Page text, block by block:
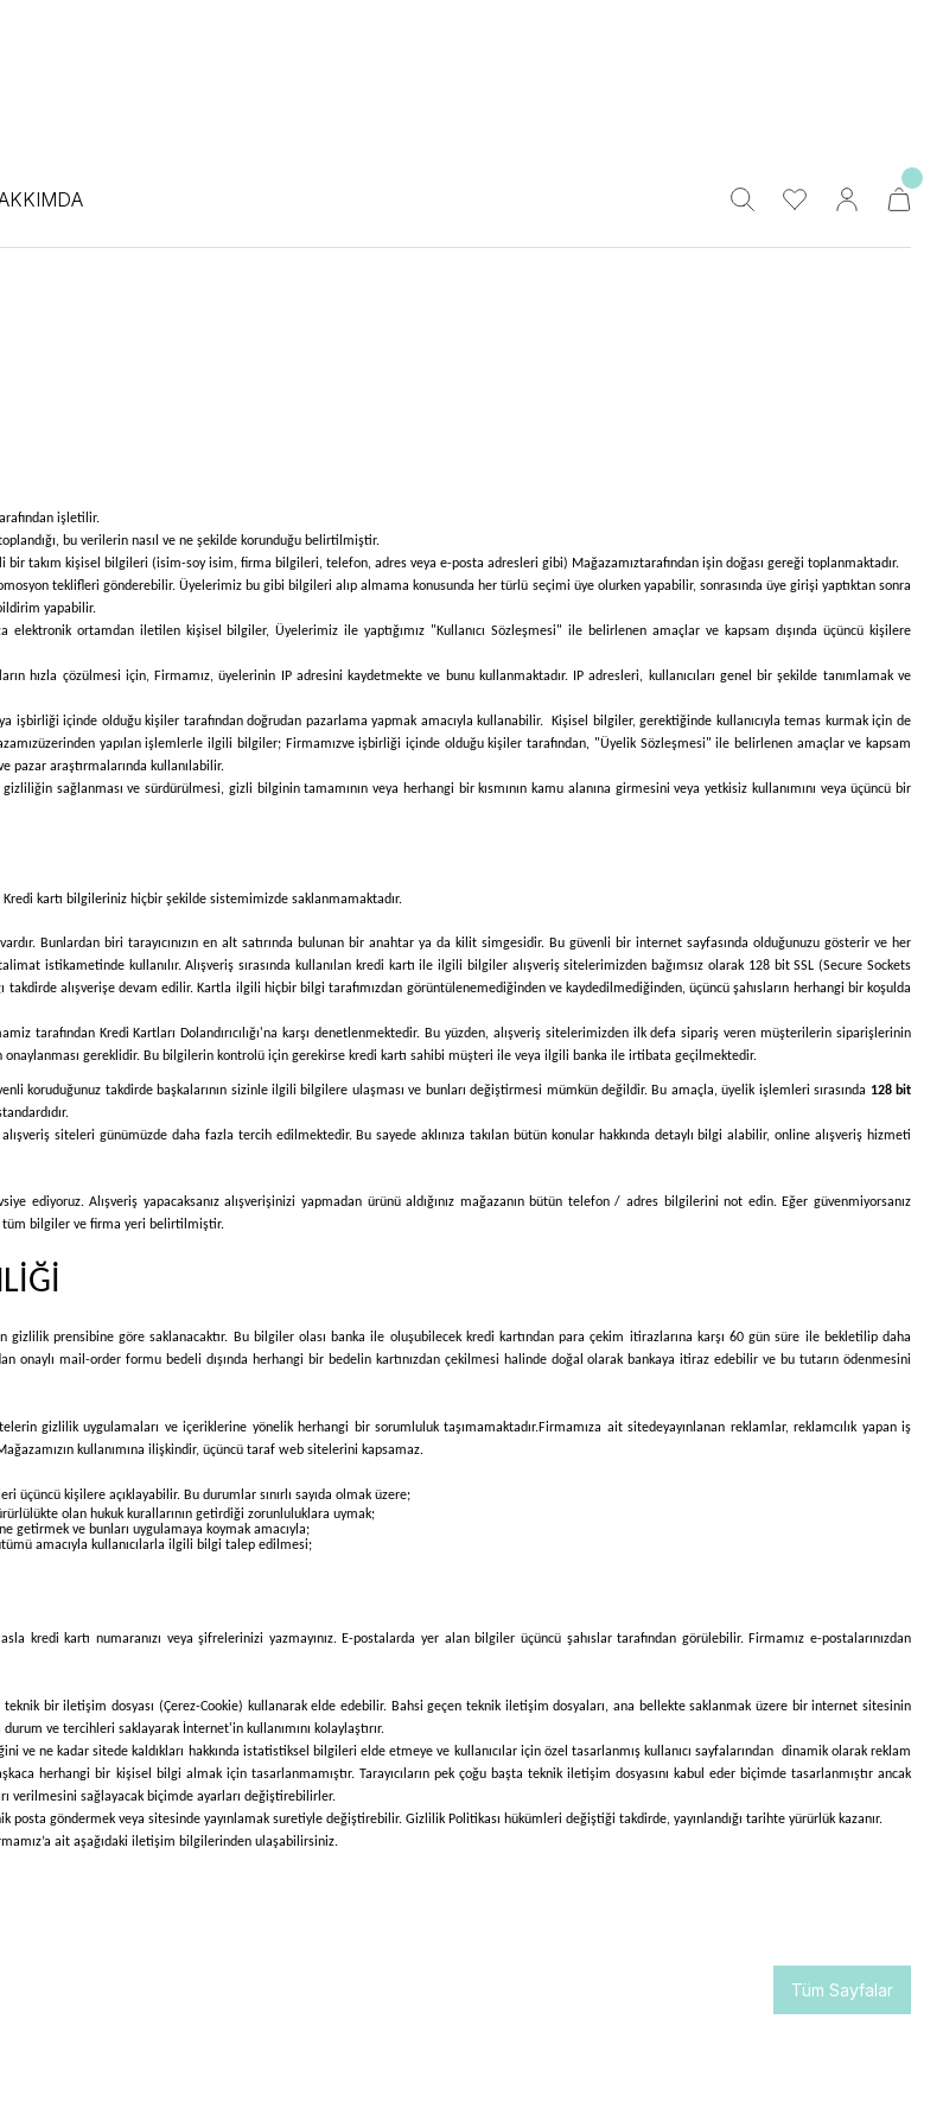
işletilir.
bu verilerin nasıl ve ne şekilde korunduğu belirtilmiştir.
takım kişisel bilgileri (isim-soy isim, firma bilgileri, telefon, adres veya e-posta adresleri gibi) Mağazamıztarafından işin doğası gereği toplanmaktadır.
teklifleri gönderebilir. Üyelerimiz bu gibi bilgileri alıp almama konusunda her türlü seçimi üye olurken yapabilir, sonrasında üye girişi yaptıktan sonra
yapabilir.
ortamdan iletilen kişisel bilgiler, Üyelerimiz ile yaptığımız "Kullanıcı Sözleşmesi" ile belirlenen amaçlar ve kapsam dışında üçüncü kişilere
hızla çözülmesi için, Firmamız, üyelerinin IP adresini kaydetmekte ve bunu kullanmaktadır. IP adresleri, kullanıcıları genel bir şekilde tanımlamak ve
işbirliği içinde olduğu kişiler tarafından doğrudan pazarlama yapmak amacıyla kullanabilir. Kişisel bilgiler, gerektiğinde kullanıcıyla temas kurmak için de
üzerinden yapılan işlemlerle ilgili bilgiler; Firmamızve işbirliği içinde olduğu kişiler tarafından, "Üyelik Sözleşmesi" ile belirlenen amaçlar ve kapsam
pazar araştırmalarında kullanılabilir.
sağlanması ve sürdürülmesi, gizli bilginin tamamının veya herhangi bir kısmının kamu alanına girmesini veya yetkisiz kullanımını veya üçüncü bir
kartı bilgileriniz hiçbir şekilde sistemimizde saklanmamaktadır.
Bunlardan biri tarayıcınızın en alt satırında bulunan bir anahtar ya da kilit simgesidir. Bu güvenli bir internet sayfasında olduğunuzu gösterir ve her
istikametinde kullanılır. Alışveriş sırasında kullanılan kredi kartı ile ilgili bilgiler alışveriş sitelerimizden bağımsız olarak 128 bit SSL (Secure Sockets
alışverişe devam edilir. Kartla ilgili hiçbir bilgi tarafımızdan görüntülenemediğinden ve kaydedilmediğinden, üçüncü şahısların herhangi bir koşulda
Kredi Kartları Dolandırıcılığı'na karşı denetlenmektedir. Bu yüzden, alışveriş sitelerimizden ilk defa sipariş veren müşterilerin siparişlerinin
gereklidir. Bu bilgilerin kontrolü için gerekirse kredi kartı sahibi müşteri ile veya ilgili banka ile irtibata geçilmektedir.
takdirde başkalarının sizinle ilgili bilgilere ulaşması ve bunları değiştirmesi mümkün değildir. Bu amaçla, üyelik işlemleri sırasında 128 bit
siteleri günümüzde daha fazla tercih edilmektedir. Bu sayede aklınıza takılan bütün konular hakkında detaylı bilgi alabilir, online alışveriş hizmeti
ediyoruz. Alışveriş yapacaksanız alışverişinizi yapmadan ürünü aldığınız mağazanın bütün telefon / adres bilgilerini not edin. Eğer güvenmiyorsanız
tüm bilgiler ve firma yeri belirtilmiştir.
prensibine göre saklanacaktır. Bu bilgiler olası banka ile oluşubilecek kredi kartından para çekim itirazlarına karşı 60 gün süre ile bekletilip daha
onaylı mail-order formu bedeli dışında herhangi bir bedelin kartınızdan çekilmesi halinde doğal olarak bankaya itiraz edebilir ve bu tutarın ödenmesini
gizlilik uygulamaları ve içeriklerine yönelik herhangi bir sorumluluk taşımamaktadır.Firmamıza ait sitedeyayınlanan reklamlar, reklamcılık yapan iş
kullanımına ilişkindir, üçüncü taraf web sitelerini kapsamaz.
üçüncü kişilere açıklayabilir. Bu durumlar sınırlı sayıda olmak üzere;
olan hukuk kurallarının getirdiği zorunluluklara uymak;
getirmek ve bunları uygulamaya koymak amacıyla;
amacıyla kullanıcılarla ilgili bilgi talep edilmesi;
kredi kartı numaranızı veya şifrelerinizi yazmayınız. E-postalarda yer alan bilgiler üçüncü şahıslar tarafından görülebilir. Firmamız e-postalarınızdan
teknik bir iletişim dosyası (Çerez-Cookie) kullanarak elde edebilir. Bahsi geçen teknik iletişim dosyaları, ana bellekte saklanmak üzere bir internet sitesinin
durum ve tercihleri saklayarak İnternet'in kullanımını kolaylaştırır.
ne kadar sitede kaldıkları hakkında istatistiksel bilgileri elde etmeye ve kullanıcılar için özel tasarlanmış kullanıcı sayfalarından dinamik olarak reklam
herhangi bir kişisel bilgi almak için tasarlanmamıştır. Tarayıcıların pek çoğu başta teknik iletişim dosyasını kabul eder biçimde tasarlanmıştır ancak
verilmesini sağlayacak biçimde ayarları değiştirebilirler.
göndermek veya sitesinde yayınlamak suretiyle değiştirebilir. Gizlilik Politikası hükümleri değiştiği takdirde, yayınlandığı tarihte yürürlük kazanır.
ait aşağıdaki iletişim bilgilerinden ulaşabilirsiniz.
Tüm Sayfalar